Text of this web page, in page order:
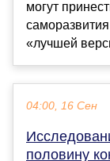
могут
«лучшей
04:00, 16 Сен
половину